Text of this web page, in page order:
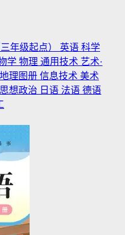
年级起点） 英语 科学
学 物理 通用技术 艺术·
地理图册 信息技术 美术
思想政治 日语 法语 德语